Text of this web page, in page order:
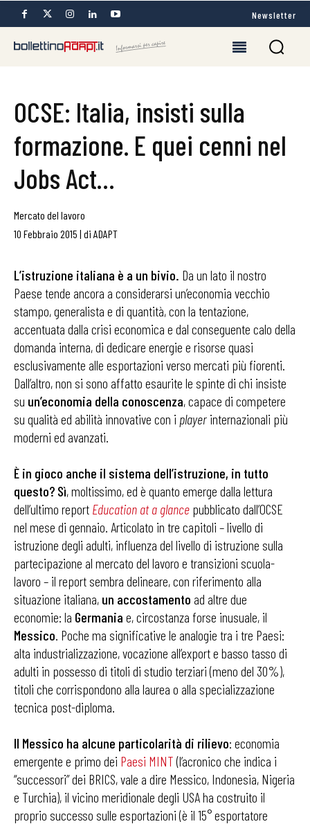
Newsletter
OCSE: Italia, insisti sulla
formazione. E quei cenni nel
Jobs Act…
Mercato del lavoro
10 Febbraio 2015 | di ADAPT
L’istruzione italiana è a un bivio. Da un lato il nostro
Paese tende ancora a considerarsi un’economia vecchio
stampo, generalista e di quantità, con la tentazione,
accentuata dalla crisi economica e dal conseguente calo della
domanda interna, di dedicare energie e risorse quasi
esclusivamente alle esportazioni verso mercati più fiorenti.
Dall’altro, non si sono affatto esaurite le spinte di chi insiste
su un’economia della conoscenza, capace di competere
su qualità ed abilità innovative con i player internazionali più
moderni ed avanzati.
È in gioco anche il sistema dell’istruzione, in tutto
questo? Sì, moltissimo, ed è quanto emerge dalla lettura
dell’ultimo report Education at a glance pubblicato dall’OCSE
nel mese di gennaio. Articolato in tre capitoli – livello di
istruzione degli adulti, influenza del livello di istruzione sulla
partecipazione al mercato del lavoro e transizioni scuola-
lavoro – il report sembra delineare, con riferimento alla
situazione italiana, un accostamento ad altre due
economie: la Germania e, circostanza forse inusuale, il
Messico. Poche ma significative le analogie tra i tre Paesi:
alta industrializzazione, vocazione all’export e basso tasso di
adulti in possesso di titoli di studio terziari (meno del 30%),
titoli che corrispondono alla laurea o alla specializzazione
tecnica post-diploma.
Il Messico ha alcune particolarità di rilievo: economia
emergente e primo dei Paesi MINT(l’acronico che indica i
“successori” dei BRICS, vale a dire Messico, Indonesia, Nigeria
e Turchia), il vicino meridionale degli USA ha costruito il
proprio successo sulle esportazioni (è il 15° esportatore